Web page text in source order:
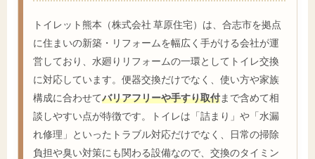
トイレット熊本（株式会社 草原住宅）は、合志市を拠点
に住まいの新築・リフォームを幅広く手がける会社が運
営しており、水廻りリフォームの一環としてトイレ交換
に対応しています。便器交換だけでなく、使い方や家族
構成に合わせてバリアフリーや手すり取付まで含めて相
談しやすい点が特徴です。トイレは「詰まり」や「水漏
れ修理」といったトラブル対応だけでなく、日常の掃除
負担や臭い対策にも関わる設備なので、交換のタイミン